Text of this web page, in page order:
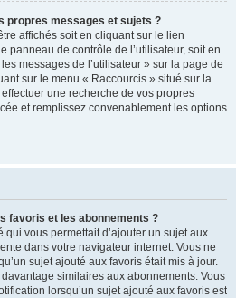
propres messages et sujets ?
affichés soit en cliquant sur le lien
panneau de contrôle de l’utilisateur, soit en
messages de l’utilisateur » sur la page de
sur le menu « Raccourcis » situé sur la
une recherche de vos propres
et remplissez convenablement les options
favoris et les abonnements ?
qui vous permettait d’ajouter un sujet aux
dans votre navigateur internet. Vous ne
sujet ajouté aux favoris était mis à jour.
similaires aux abonnements. Vous
lorsqu’un sujet ajouté aux favoris est